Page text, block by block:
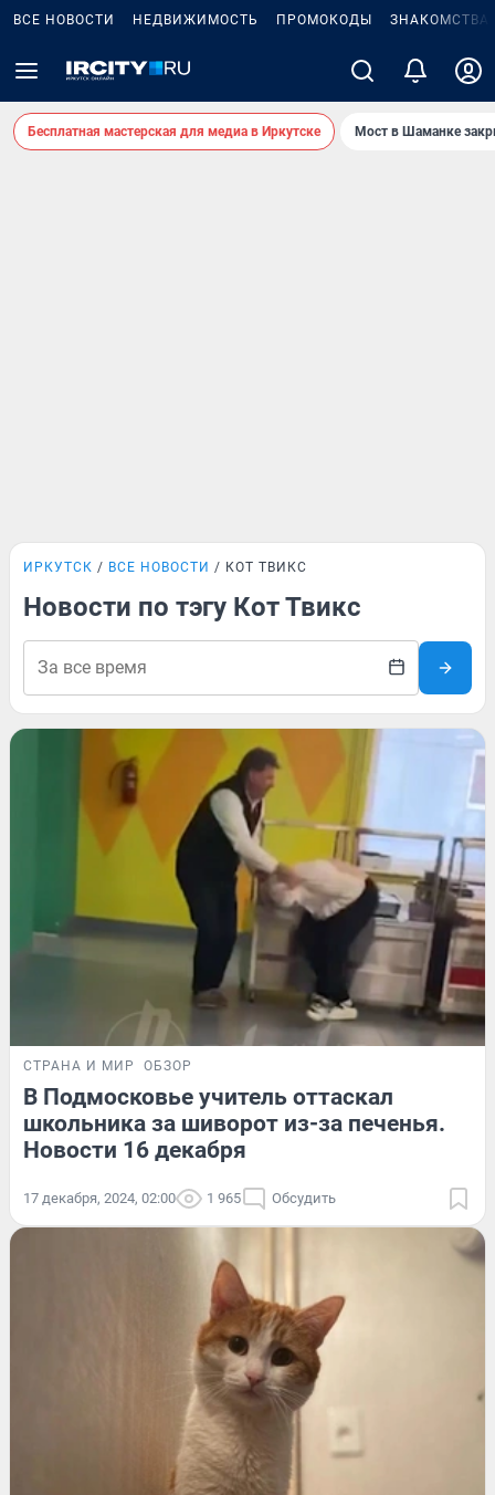
ВСЕ НОВОСТИ НЕДВИЖИМОСТЬ ПРОМОКОДЫ ЗНАКОМСТВА
Бесплатная мастерская для медиа в Иркутске Мост в Шаманке
ИРКУТСК ВСЕ НОВОСТИ КОТ ТВИКС
Новости по тэгу Кот Твикс
СТРАНА И МИР ОБЗОР
В Подмосковье учитель оттаскал
школьника за шиворот из-за печенья.
Новости 16 декабря
17 декабря, 2024, 02:00 1 965 Обсудить